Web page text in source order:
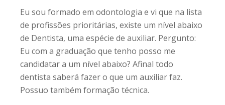
Eu sou formado em odontologia e vi que na lista
de profissões prioritárias, existe um nível abaixo
de Dentista, uma espécie de auxiliar. Pergunto:
Eu com a graduação que tenho posso me
candidatar a um nível abaixo? Afinal todo
dentista saberá fazer o que um auxiliar faz.
Possuo também formação técnica.